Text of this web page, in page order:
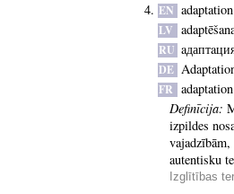
EN adaptation
LV
RU
DE
FR adaptation
Definīcija:
izpildes
autentisku
Izglītības